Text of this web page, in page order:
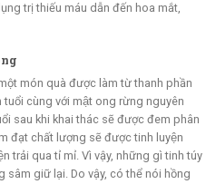
trị thiếu máu dẫn đến hoa mắt,
món quà được làm từ thanh phần
tuổi cùng với mật ong rừng nguyên
sau khi khai thác sẽ được đem phân
đạt chất lượng sẽ được tinh luyện
trải qua tỉ mỉ. Vì vậy, những gì tinh túy
sâm giữ lại. Do vậy, có thể nói hồng